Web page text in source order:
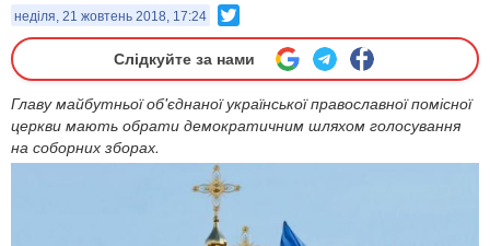
неділя, 21 жовтень 2018, 17:24
Слідкуйте за нами
Главу майбутньої об'єднаної української православної помісної
церкви мають обрати демократичним шляхом голосування
на соборних зборах.